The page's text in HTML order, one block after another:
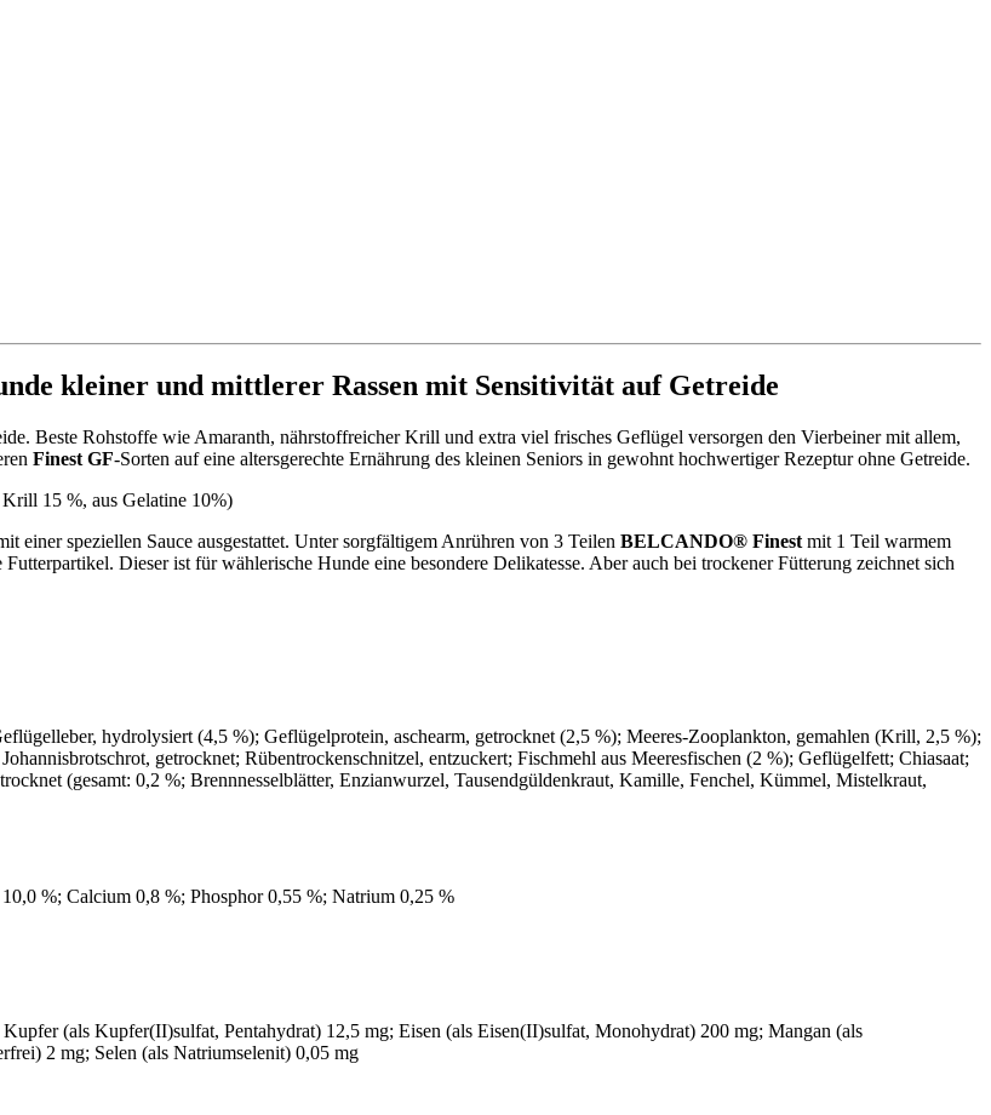
kleiner und mittlerer Rassen mit Sensitivität auf Getreide
Beste Rohstoffe wie Amaranth, nährstoffreicher Krill und extra viel frisches Geflügel versorgen den Vierbeiner mit allem,
Finest GF-Sorten auf eine altersgerechte Ernährung des kleinen Seniors in gewohnt hochwertiger Rezeptur ohne Getreide.
15 %, aus Gelatine 10%)
einer speziellen Sauce ausgestattet. Unter sorgfältigem Anrühren von 3 Teilen BELCANDO® Finest mit 1 Teil warmem
Dieser ist für wählerische Hunde eine besondere Delikatesse. Aber auch bei trockener Fütterung zeichnet sich
hydrolysiert (4,5 %); Geflügelprotein, aschearm, getrocknet (2,5 %); Meeres-Zooplankton, gemahlen (Krill, 2,5 %);
getrocknet; Rübentrockenschnitzel, entzuckert; Fischmehl aus Meeresfischen (2 %); Geflügelfett; Chiasaat;
(gesamt: 0,2 %; Brennnesselblätter, Enzianwurzel, Tausendgüldenkraut, Kamille, Fenchel, Kümmel, Mistelkraut,
%; Calcium 0,8 %; Phosphor 0,55 %; Natrium 0,25 %
(als Kupfer(II)sulfat, Pentahydrat) 12,5 mg; Eisen (als Eisen(II)sulfat, Monohydrat) 200 mg; Mangan (als
2 mg; Selen (als Natriumselenit) 0,05 mg